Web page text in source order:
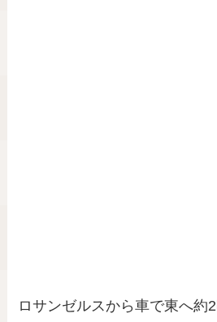
ロサンゼルスから車で東へ約